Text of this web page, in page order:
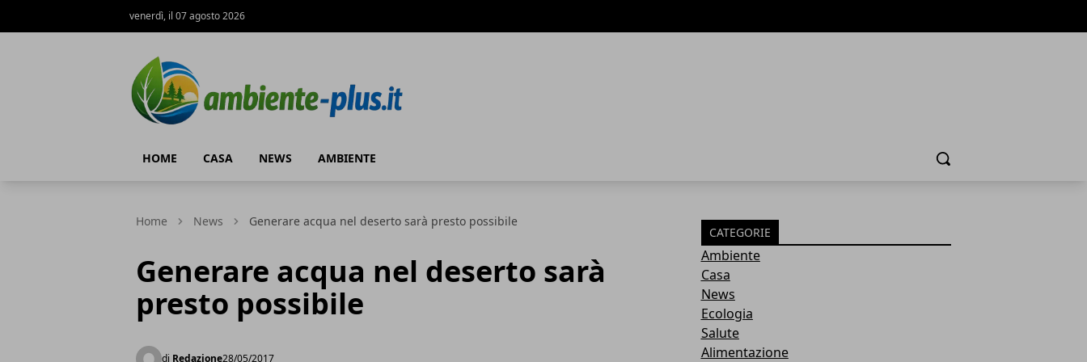
venerdì, il 07 agosto 2026
HOME CASA NEWS AMBIENTE Cerca
Home News Generare acqua nel deserto sarà presto possibile
Generare acqua nel deserto sarà
presto possibile
di Redazione28/05/2017
CATEGORIE
Ambiente
Casa
News
Ecologia
Salute
Alimentazione